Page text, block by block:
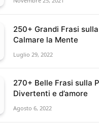
250+ Grandi Frasi
Calmare la Mente
Luglio 29, 2022
270+ Belle Frasi sulla
Divertenti e d’amore
Agosto 6, 2022